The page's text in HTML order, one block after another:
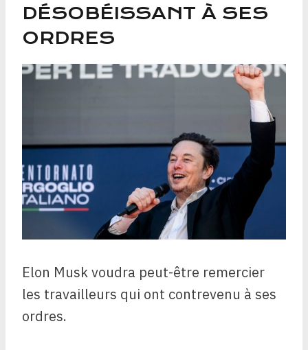
DÉSOBÉISSANT À SES
ORDRES
Elon Musk voudra peut-être remercier
les travailleurs qui ont contrevenu à ses
ordres.